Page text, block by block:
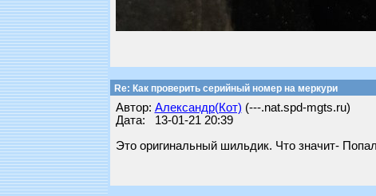
Re: Как проверить серийный номер на меркури
Автор: Александр(Кот) (---.nat.spd-mgts.ru)
Дата: 13-01-21 20:39
Это оригинальный шильдик. Что значит-